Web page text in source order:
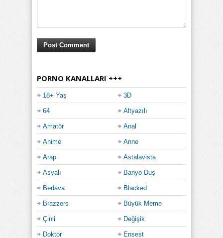
PORNO KANALLARI +++
18+ Yaş 3D
64 Altyazılı
Amatör Anal
Anime Anne
Arap Astalavista
Asyalı Banyo Duş
Bedava Blacked
Brazzers Büyük Meme
Çinli Değişik
Doktor Ensest